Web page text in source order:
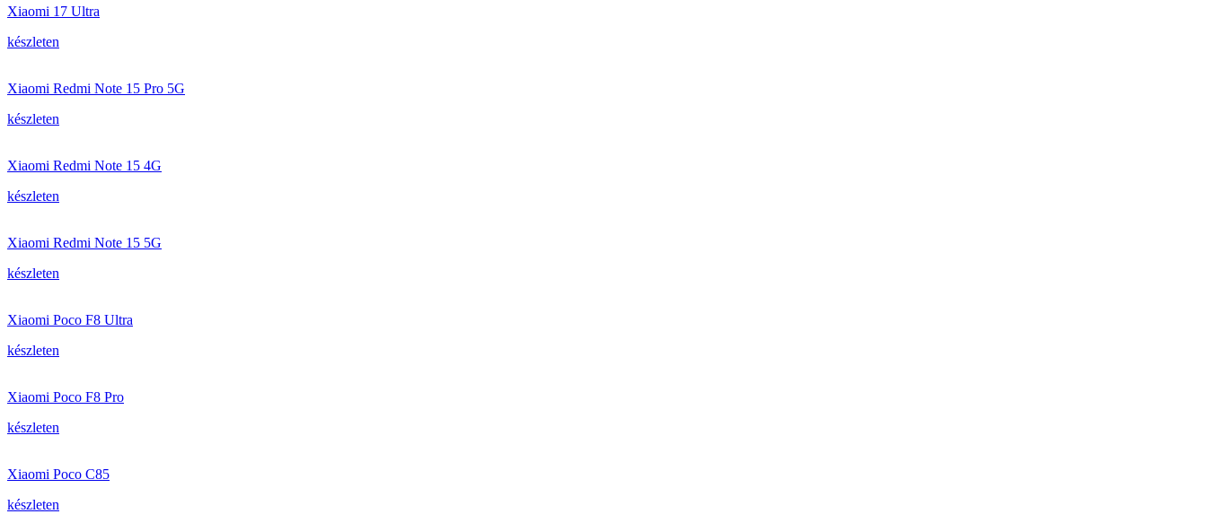
Xiaomi 17 Ultra
készleten
Xiaomi Redmi Note 15 Pro 5G
készleten
Xiaomi Redmi Note 15 4G
készleten
Xiaomi Redmi Note 15 5G
készleten
Xiaomi Poco F8 Ultra
készleten
Xiaomi Poco F8 Pro
készleten
Xiaomi Poco C85
készleten